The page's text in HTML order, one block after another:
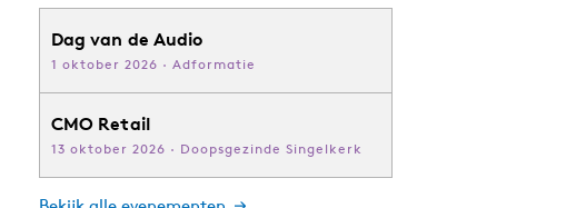
Dag van de Audio
1 oktober 2026 · Adformatie
CMO Retail
13 oktober 2026 · Doopsgezinde Singelkerk